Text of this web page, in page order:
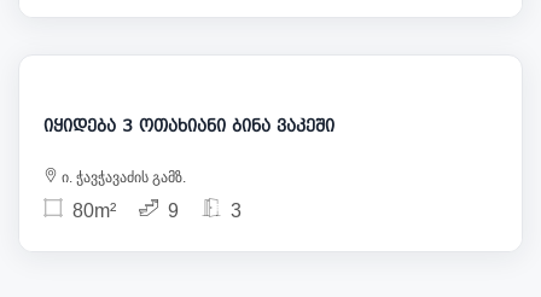
280 000
იყიდება 3 ოთახიანი ბინა ვაკეში
ი. ჭავჭავაძის გამზ.
80m² 9 3